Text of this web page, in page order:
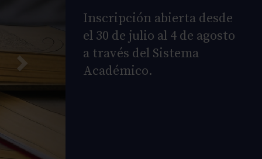
Inscripción abierta desde
el 30 de julio al 4 de agosto
a través del Sistema
Académico.